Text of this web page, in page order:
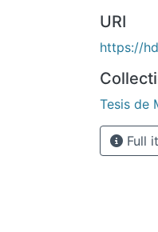
URI
https://
Tesis de
Full